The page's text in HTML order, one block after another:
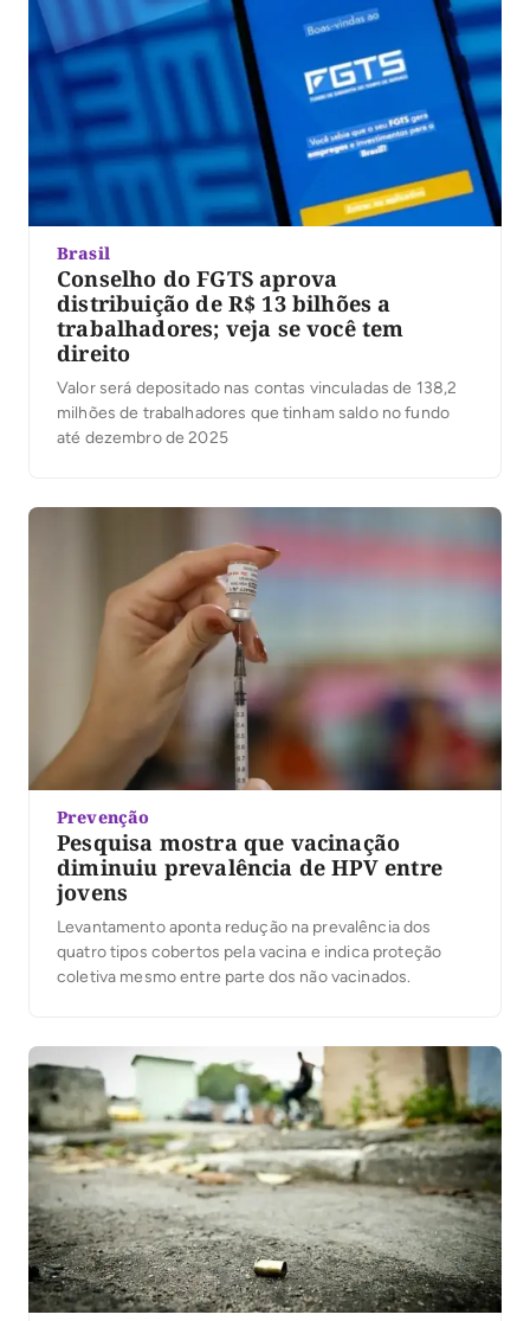
Brasil
Conselho do FGTS aprova
distribuição de R$ 13 bilhões a
trabalhadores; veja se você tem
direito
Valor será depositado nas contas vinculadas de 138,2
milhões de trabalhadores que tinham saldo no fundo
até dezembro de 2025
Prevenção
Pesquisa mostra que vacinação
diminuiu prevalência de HPV entre
jovens
Levantamento aponta redução na prevalência dos
quatro tipos cobertos pela vacina e indica proteção
coletiva mesmo entre parte dos não vacinados.